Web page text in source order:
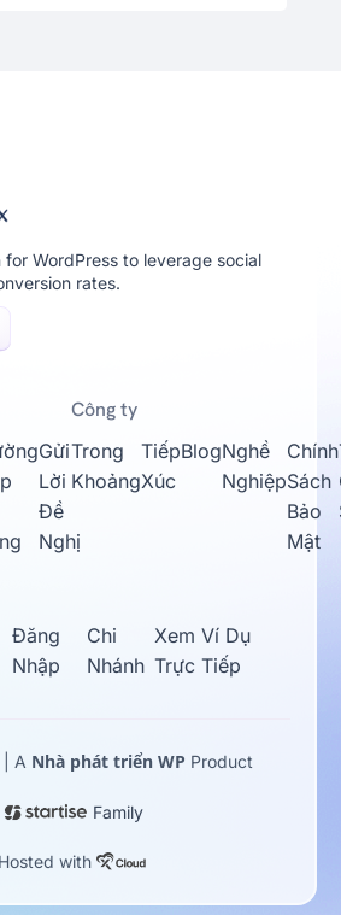
WordPress to leverage social
rates.
Gửi
Lời
Đề
Nghị
Công ty
Trong
Khoảng
Tiếp
Xúc
BlogNghề
Nghiệp
Chính
Sách
Bảo
Mật
Đăng
Nhập
Chi
Nhánh
Xem Ví Dụ
Trực Tiếp
A Nhà phát triển WP Product
Family
Hosted with